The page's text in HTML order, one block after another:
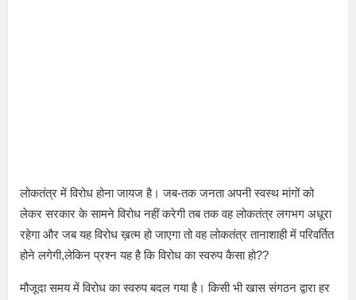
लोकतंत्र में विरोध होना जायज है। जब-तक जनता अपनी स्वस्थ मांगों को
लेकर सरकार के सामने विरोध नहीं करेगी तब तक वह लोकतंत्र लगभग अधूरा
रहेगा और जब यह विरोध ख़त्म हो जाएगा तो वह लोकतंत्र तानाशाही में परिवर्तित
होने लगेगी,लेकिन प्रश्न यह है कि विरोध का स्वरुप कैसा हो??
मौजूदा समय में विरोध का स्वरुप बदल गया है। किसी भी खास संगठन द्वारा हर